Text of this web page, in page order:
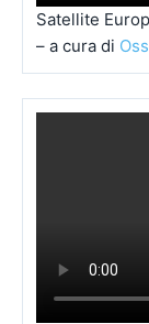
Satellite
– a cura di